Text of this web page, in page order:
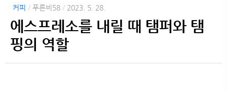
커피 / 푸른비58 / 2023. 5. 28.
에스프레소를 내릴 때 탬퍼와 탬
핑의 역할